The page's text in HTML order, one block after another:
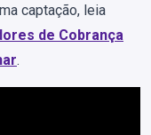
captação, leia
de Cobrança
.